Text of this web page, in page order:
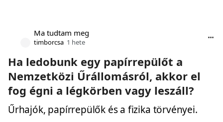
Ma tudtam meg
timborcsa 1 hete
Ha ledobunk egy papírrepülőt a
Nemzetközi Űrállomásról, akkor el
fog égni a légkörben vagy leszáll?
Űrhajók, papírrepülők és a fizika törvényei.